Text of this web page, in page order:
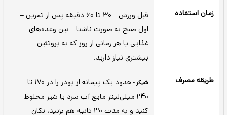
افزایش قدرت - 24 گرم پروتئین وی در هر وعده
برای کمک به ساخت و حفظ عضله و افزایش
قدرت زمانی که در طول زمان با تمرینات
مقاومتی منظم مصرف شود.
ریکاوری عضلات - 5.5 گرم آمینو اسیدهای شاخه
دار طبیعی (BCAA) و 11 گرم اسیدهای آمینه